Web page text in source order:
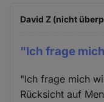
David Z (nicht
"Ich frage
"Ich frage mich
Rücksicht auf